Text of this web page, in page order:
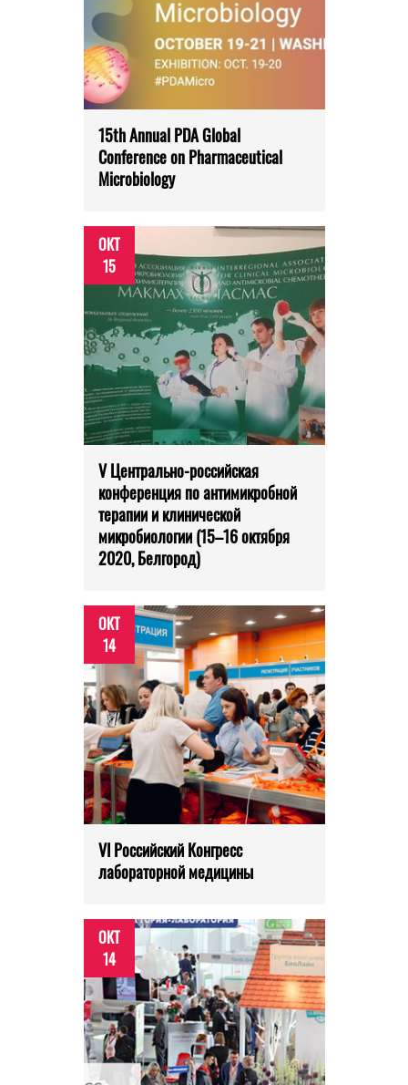
15th Annual PDA Global
Conference on Pharmaceutical
Microbiology
ОКТ
15
V Центрально-российская
конференция по антимикробной
терапии и клинической
микробиологии (15–16 октября
2020, Белгород)
ОКТ
14
VI Российский Конгресс
лабораторной медицины
ОКТ
14